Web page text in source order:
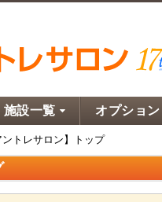
施設一覧 オプション
トレサロン】トップ